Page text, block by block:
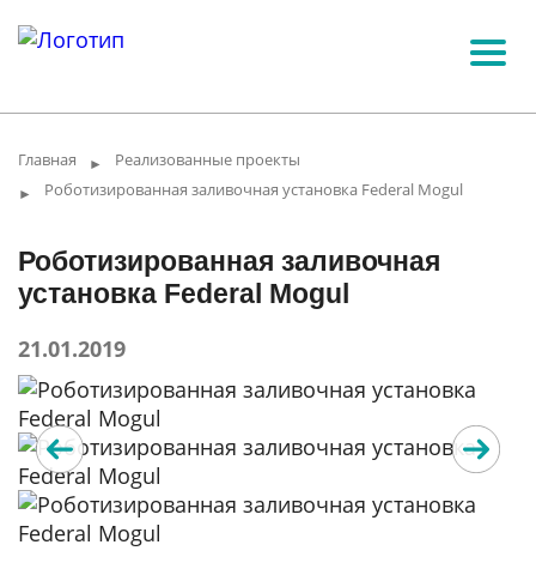
Главная ► Реализованные проекты
► Роботизированная заливочная установка Federal Mogul
Роботизированная заливочная
установка Federal Mogul
21.01.2019